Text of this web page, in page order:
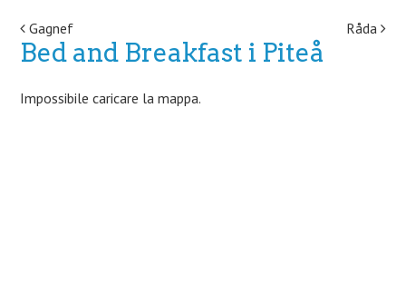
Post navigation
Gagnef Råda
Bed and Breakfast i Piteå
Impossibile caricare la mappa.